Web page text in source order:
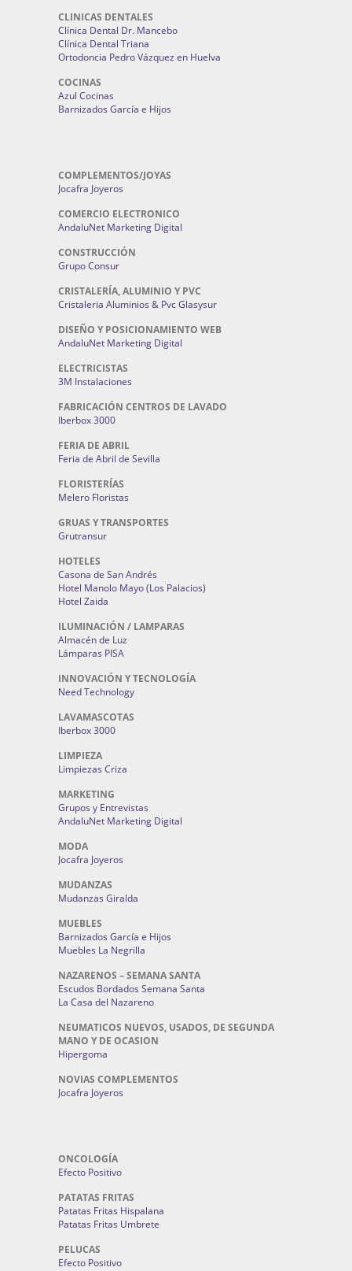
CLINICAS DENTALES
Clínica Dental Dr. Mancebo
Clínica Dental Triana
Ortodoncia Pedro Vázquez en Huelva
COCINAS
Azul Cocinas
Barnizados García e Hijos
COMPLEMENTOS/JOYAS
Jocafra Joyeros
COMERCIO ELECTRONICO
AndaluNet Marketing Digital
CONSTRUCCIÓN
Grupo Consur
CRISTALERÍA, ALUMINIO Y PVC
Cristaleria Aluminios & Pvc Glasysur
DISEÑO Y POSICIONAMIENTO WEB
AndaluNet Marketing Digital
ELECTRICISTAS
3M Instalaciones
FABRICACIÓN CENTROS DE LAVADO
Iberbox 3000
FERIA DE ABRIL
Feria de Abril de Sevilla
FLORISTERÍAS
Melero Floristas
GRUAS Y TRANSPORTES
Grutransur
HOTELES
Casona de San Andrés
Hotel Manolo Mayo (Los Palacios)
Hotel Zaida
ILUMINACIÓN / LAMPARAS
Almacén de Luz
Lámparas PISA
INNOVACIÓN Y TECNOLOGÍA
Need Technology
LAVAMASCOTAS
Iberbox 3000
LIMPIEZA
Limpiezas Criza
MARKETING
Grupos y Entrevistas
AndaluNet Marketing Digital
MODA
Jocafra Joyeros
MUDANZAS
Mudanzas Giralda
MUEBLES
Barnizados García e Hijos
Muebles La Negrilla
NAZARENOS – SEMANA SANTA
Escudos Bordados Semana Santa
La Casa del Nazareno
NEUMATICOS NUEVOS, USADOS, DE SEGUNDA
MANO Y DE OCASION
Hipergoma
NOVIAS COMPLEMENTOS
Jocafra Joyeros
ONCOLOGÍA
Efecto Positivo
PATATAS FRITAS
Patatas Fritas Hispalana
Patatas Fritas Umbrete
PELUCAS
Efecto Positivo